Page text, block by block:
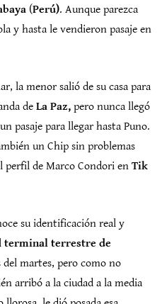
(Perú). Aunque parezca
y hasta le vendieron pasaje en
la menor salió de su casa para
de La Paz, pero nunca llegó
pasaje para llegar hasta Puno.
un Chip sin problemas
perfil de Marco Condori en Tik
su identificación real y
terminal terrestre de
del martes, pero como no
arribó a la ciudad a la media